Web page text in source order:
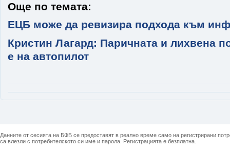
Още по темата:
ЕЦБ може да ревизира подхода към
Кристин Лагард: Паричната и лихвена
е на автопилот
Данните от сесията на БФБ се предоставят в реално време само на регистрирани
са влезли с потребителското си име и парола. Регистрацията е безплатна.